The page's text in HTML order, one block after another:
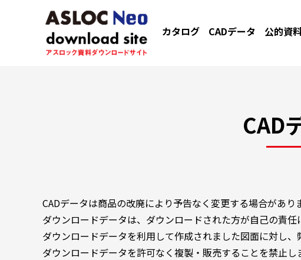
カタログ CADデータ 公的資
CAD
CADデータは商品の改廃により予告なく変更する場合があり
ダウンロードデータは、ダウンロードされた方が自己の責任
ダウンロードデータを利用して作成されました図面に対し、
ダウンロードデータを許可なく複製・販売することを禁止し